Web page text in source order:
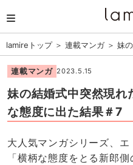
lamireトップ＞ 連載マンガ＞ 妹
連載マンガ 2023.5.15
妹の結婚式中突然現れ
な態度に出た結果＃7
大人気マンガシリーズ、
「横柄な態度をとる新郎